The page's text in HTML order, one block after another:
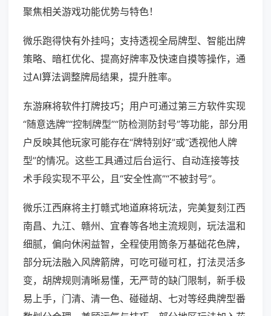
聚焦相关游戏功能优势与特色！
微乐跑得快有外挂吗；支持透视全局牌型、智能出牌
策略、暗杠优化、提高好牌率及快速自摸等操作，通
过AI算法调整牌局结果，提升胜率。
东游麻将软件打牌技巧；用户可通过第三方软件实现
“随意选牌”“控制牌型”“防检测防封号”等功能，部分用
户反映其他玩家可能存在“牌特别好”或“透视他人牌
型”的情况。这些工具通过后台运行、自动连接等技
术手段实现不平公，且“安全性高”“不被封号”。
微乐江西麻将主打赣式地道麻将玩法，完美复刻江西
南昌、九江、赣州、宜春等各地主流规则，玩法温和
细腻，偏向休闲益智，全程使用筒条万基础花色牌，
部分玩法融入风牌箭牌，可吃可碰可杠，打法灵活多
变，胡牌规则清晰易懂，无严苛的缺门限制，新手极
易上手，门清、清一色、碰碰胡、七对等经典牌型番